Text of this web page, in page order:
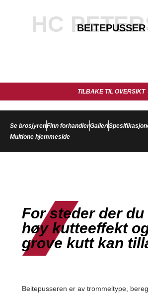
HC BEITEPUSSER
TILBAKE TIL OVERSIKT
Se brosjyrenFinn forhandlerGalleri
Multione hjemmeside
For steder der
høy kutteeffekt
grove kutt kan
Beitepusseren er av trommeltype,